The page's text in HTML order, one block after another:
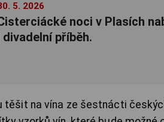
5. 2026
noci v Plasích
divadelní příběh.
těšit na vína ze šestnácti